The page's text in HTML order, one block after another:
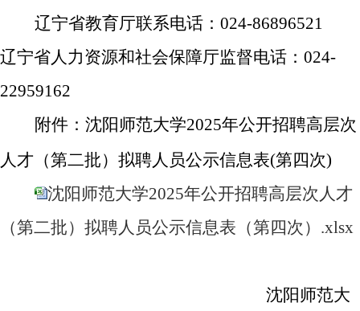
辽宁省教育厅联系电话： 024-86896521
辽宁省人力资源和社会保障厅监督电话： 024-
22959162
附件：沈阳师范大学2025年公开招聘高层次
人才 （第二批）拟聘人员公示信息表(第四次)
沈阳师范大学2025年公开招聘高层次人才
（第二批）拟聘人员公示信息表（第四次）.xlsx
沈阳师范大